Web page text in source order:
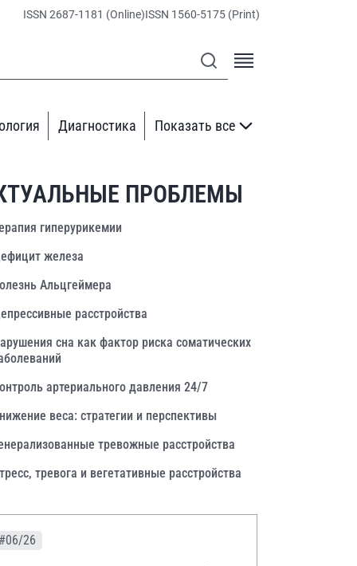
ISSN 2687-1181 (Online)ISSN 1560-5175 (Print)
Диагностика Показать все
ПРОБЛЕМЫ
гиперурикемии
железа
Альцгеймера
расстройства
сна как фактор риска соматических
артериального давления 24/7
веса: стратегии и перспективы
тревожные расстройства
тревога и вегетативные расстройства
#06/26